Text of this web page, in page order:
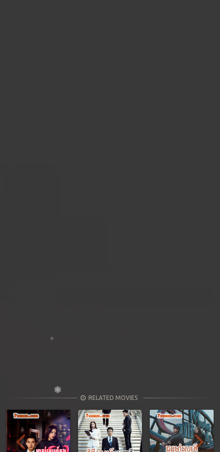
RELATED MOVIES
Previous Next